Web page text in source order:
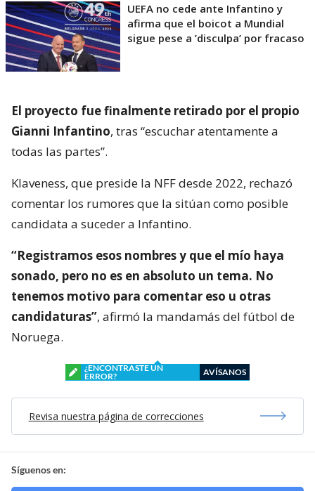
UEFA no cede ante Infantino y
afirma que el boicot a Mundial
sigue pese a ’disculpa’ por fracaso
El proyecto fue finalmente retirado por el propio
Gianni Infantino, tras “escuchar atentamente a
todas las partes”.
Klaveness, que preside la NFF desde 2022, rechazó
comentar los rumores que la sitúan como posible
candidata a suceder a Infantino.
“Registramos esos nombres y que el mío haya
sonado, pero no es en absoluto un tema. No
tenemos motivo para comentar eso u otras
candidaturas”, afirmó la mandamás del fútbol de
Noruega.
¿ENCONTRASTE UN
ERROR?
AVÍSANOS
Revisa nuestra página de correcciones
Síguenos en: